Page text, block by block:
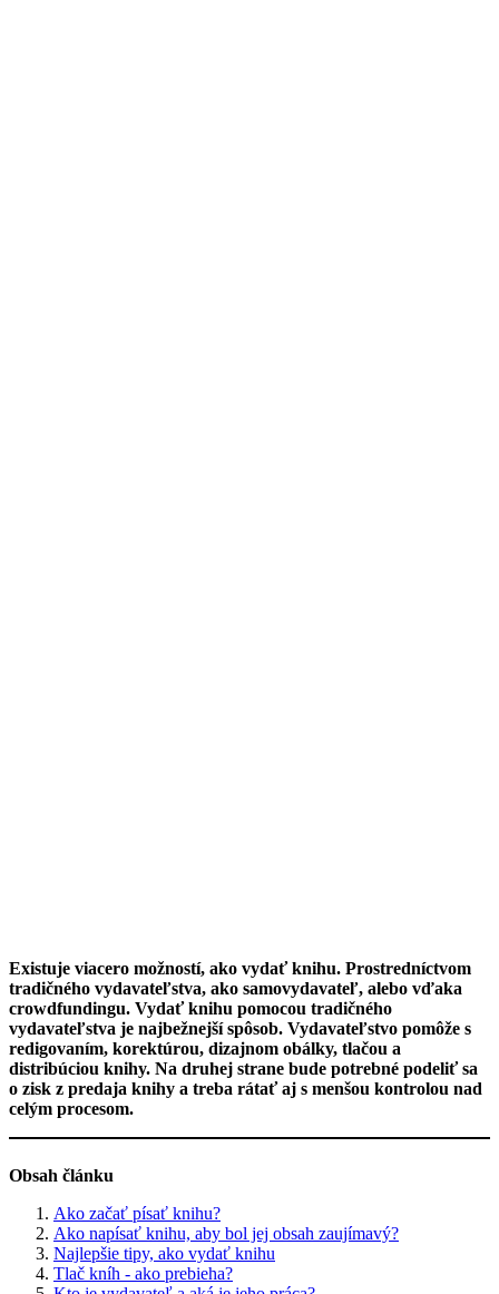
Existuje viacero možností, ako vydať knihu. Prostredníctvom
tradičného vydavateľstva, ako samovydavateľ, alebo vďaka
crowdfundingu. Vydať knihu pomocou tradičného
vydavateľstva je najbežnejší spôsob. Vydavateľstvo pomôže s
redigovaním, korektúrou, dizajnom obálky, tlačou a
distribúciou knihy. Na druhej strane bude potrebné podeliť sa
o zisk z predaja knihy a treba rátať aj s menšou kontrolou nad
celým procesom.
Obsah článku
Ako začať písať knihu?
Ako napísať knihu, aby bol jej obsah zaujímavý?
Najlepšie tipy, ako vydať knihu
Tlač kníh - ako prebieha?